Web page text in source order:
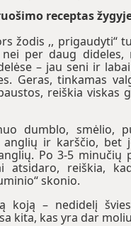
receptas
žodis ,, prigaudyti“
per daug
– jau seni ir
Geras, tinkamas
reiškia viskas
dumblo, smėlio,
ir karščio, bet
Po 3-5 minučių
atsidaro, reiškia,
skonio.
koją – nedidelį
kita, kas yra dar